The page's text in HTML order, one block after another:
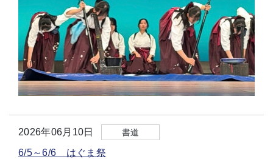
2026年06月10日 書道
6/5～6/6 はぐま祭